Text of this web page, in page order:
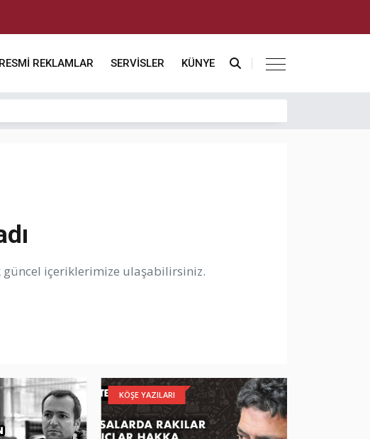
RESMİ REKLAMLAR SERVİSLER KÜNYE
güncel içeriklerimize ulaşabilirsiniz.
KÖŞE YAZILARI